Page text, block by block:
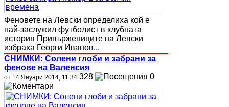
Феновете на Левски определиха кой е
най-заслужил футболист в клубната
история Привържениците на Левски
избраха Георги Иванов...
СНИМКИ: Солени глоби и забрани за
фенове на Валенсия
от 14 Януари 2014, 11:34 328 0